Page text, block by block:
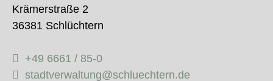
Krämerstraße 2
36381 Schlüchtern
+49 6661 / 85-0
stadtverwaltung@schluechtern.de